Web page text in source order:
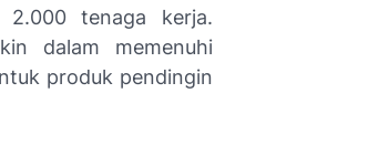
tenaga kerja.
dalam memenuhi
produk pendingin